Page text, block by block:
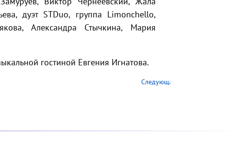
дуэт STDuo, группа Limonchello,
Александра Стычкина, Мария
гостиной Евгения Игнатова.
Следующая →